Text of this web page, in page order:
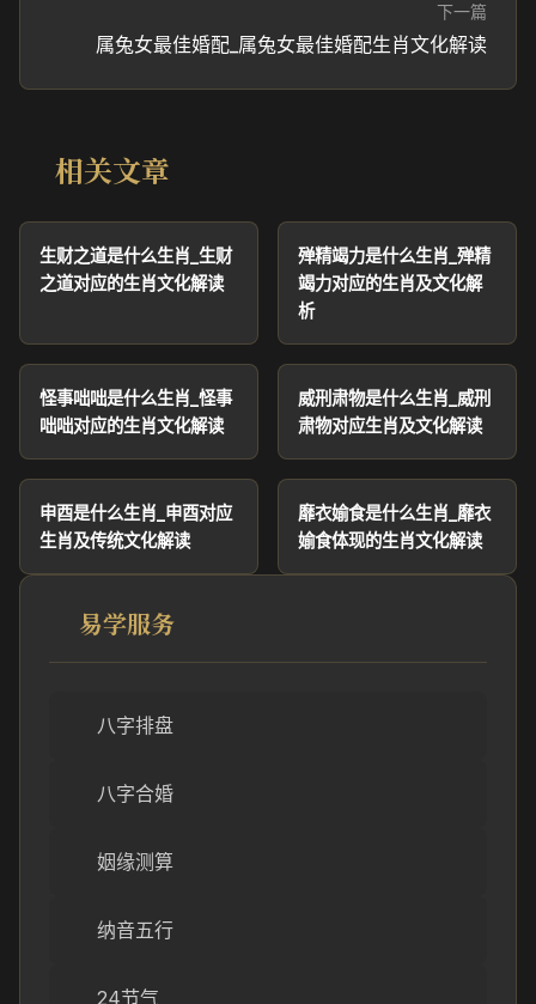
下一篇
属兔女最佳婚配_属兔女最佳婚配生肖文化解读
相关文章
生财之道是什么生肖_生财
之道对应的生肖文化解读
殚精竭力是什么生肖_殚精
竭力对应的生肖及文化解
析
怪事咄咄是什么生肖_怪事
咄咄对应的生肖文化解读
威刑肃物是什么生肖_威刑
肃物对应生肖及文化解读
申酉是什么生肖_申酉对应
生肖及传统文化解读
靡衣媮食是什么生肖_靡衣
媮食体现的生肖文化解读
易学服务
八字排盘
八字合婚
姻缘测算
纳音五行
24节气